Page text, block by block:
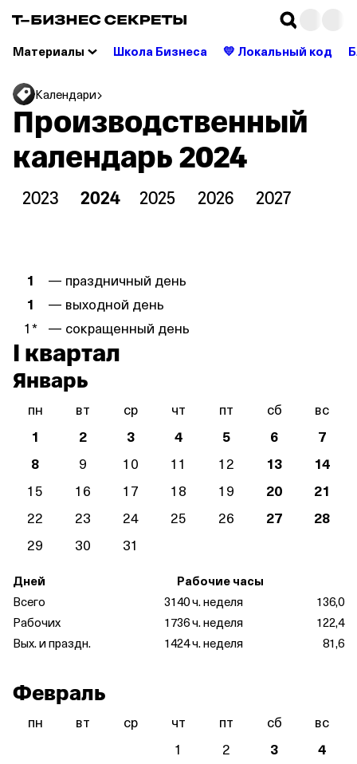
Материалы Школа Бизнеса 💛 Локальный код
Календари
Производственный
календарь 2024
2023 2024 2025 2026 2027
1
— праздничный день
1
— выходной день
1* — сокращенный день
I квартал
Январь
пн вт ср чт пт сб
вс
1
2 3 4 5 6
7
8
9 10 11 12 13
14
15
16 17 18 19 20
21
22
23 24 25 26 27
28
29
30 31
Дней
Всего
31
Рабочих
17
Вых. и праздн.
14
Рабочие часы
40 ч. неделя
136,0
36 ч. неделя
122,4
24 ч. неделя
81,6
Февраль
пн вт ср чт пт сб
вс
1
2 3
4